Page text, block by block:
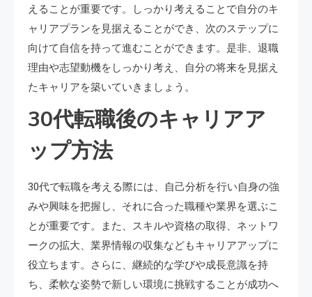
えることが重要です。しっかり考えることで自分のキ
ャリアプランを見据えることができ、次のステップに
向けて自信を持って進むことができます。是非、退職
理由や志望動機をしっかり考え、自分の将来を見据え
たキャリアを築いていきましょう。
30代転職後のキャリアア
ップ方法
30代で転職を考える際には、自己分析を行い自身の強
みや興味を把握し、それに合った職種や業界を選ぶこ
とが重要です。また、スキルや資格の取得、ネットワ
ークの拡大、業界情報の収集などもキャリアアップに
役立ちます。さらに、継続的な学びや成長意識を持
ち、柔軟な姿勢で新しい環境に挑戦することが成功へ